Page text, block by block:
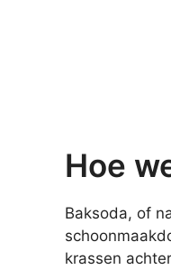
Hoe
Baksoda, of
krassen